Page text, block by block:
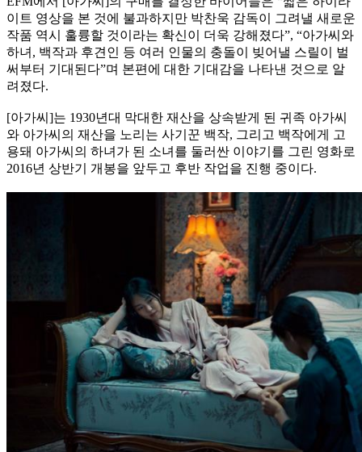
이트 영상을 본 것에 불과하지만 박찬욱 감독이 그려낼 새로운
작품 역시 훌륭할 것이라는 확신이 더욱 강해졌다”, “아가씨와
하녀, 백작과 후견인 등 여러 인물의 충돌이 빚어낼 스릴이 벌
써부터 기대된다”며 본편에 대한 기대감을 나타낸 것으로 알
려졌다.
[아가씨]는 1930년대 막대한 재산을 상속받게 된 귀족 아가씨
와 아가씨의 재산을 노리는 사기꾼 백작, 그리고 백작에게 고
용돼 아가씨의 하녀가 된 소녀를 둘러싼 이야기를 그린 영화로
2016년 상반기 개봉을 앞두고 후반 작업을 진행 중이다.